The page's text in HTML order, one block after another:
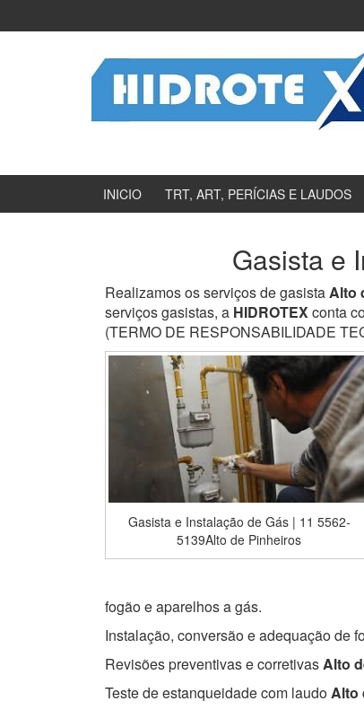
INICIO TRT, ART, PERÍCIAS E LAUDOS
Gasista e
Realizamos os serviços de gasistaAlto
serviços gasistas, a HIDROTEXconta
(TERMO DE RESPONSABILIDADE
Gasista e Instalação de Gás | 11 5562-
5139Alto de Pinheiros
fogão e aparelhos a gás.
Instalação, conversão e adequação de
Revisões preventivas e corretivasAlto
Teste de estanqueidade com laudoAlto